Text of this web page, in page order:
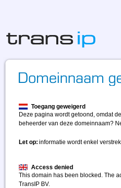
Toegang geweigerd
Deze pagina wordt getoond, omdat
beheerder van deze domeinnaam?
Let op: informatie wordt enkel
Access denied
This domain has been blocked. The
TransIP BV.